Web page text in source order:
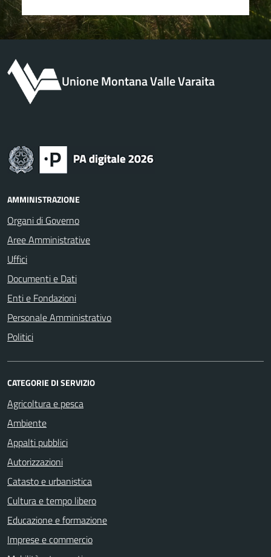
Unione Montana Valle Varaita
AMMINISTRAZIONE
Organi di Governo
Aree Amministrative
Uffici
Documenti e Dati
Enti e Fondazioni
Personale Amministrativo
Politici
CATEGORIE DI SERVIZIO
Agricoltura e pesca
Ambiente
Appalti pubblici
Autorizzazioni
Catasto e urbanistica
Cultura e tempo libero
Educazione e formazione
Imprese e commercio